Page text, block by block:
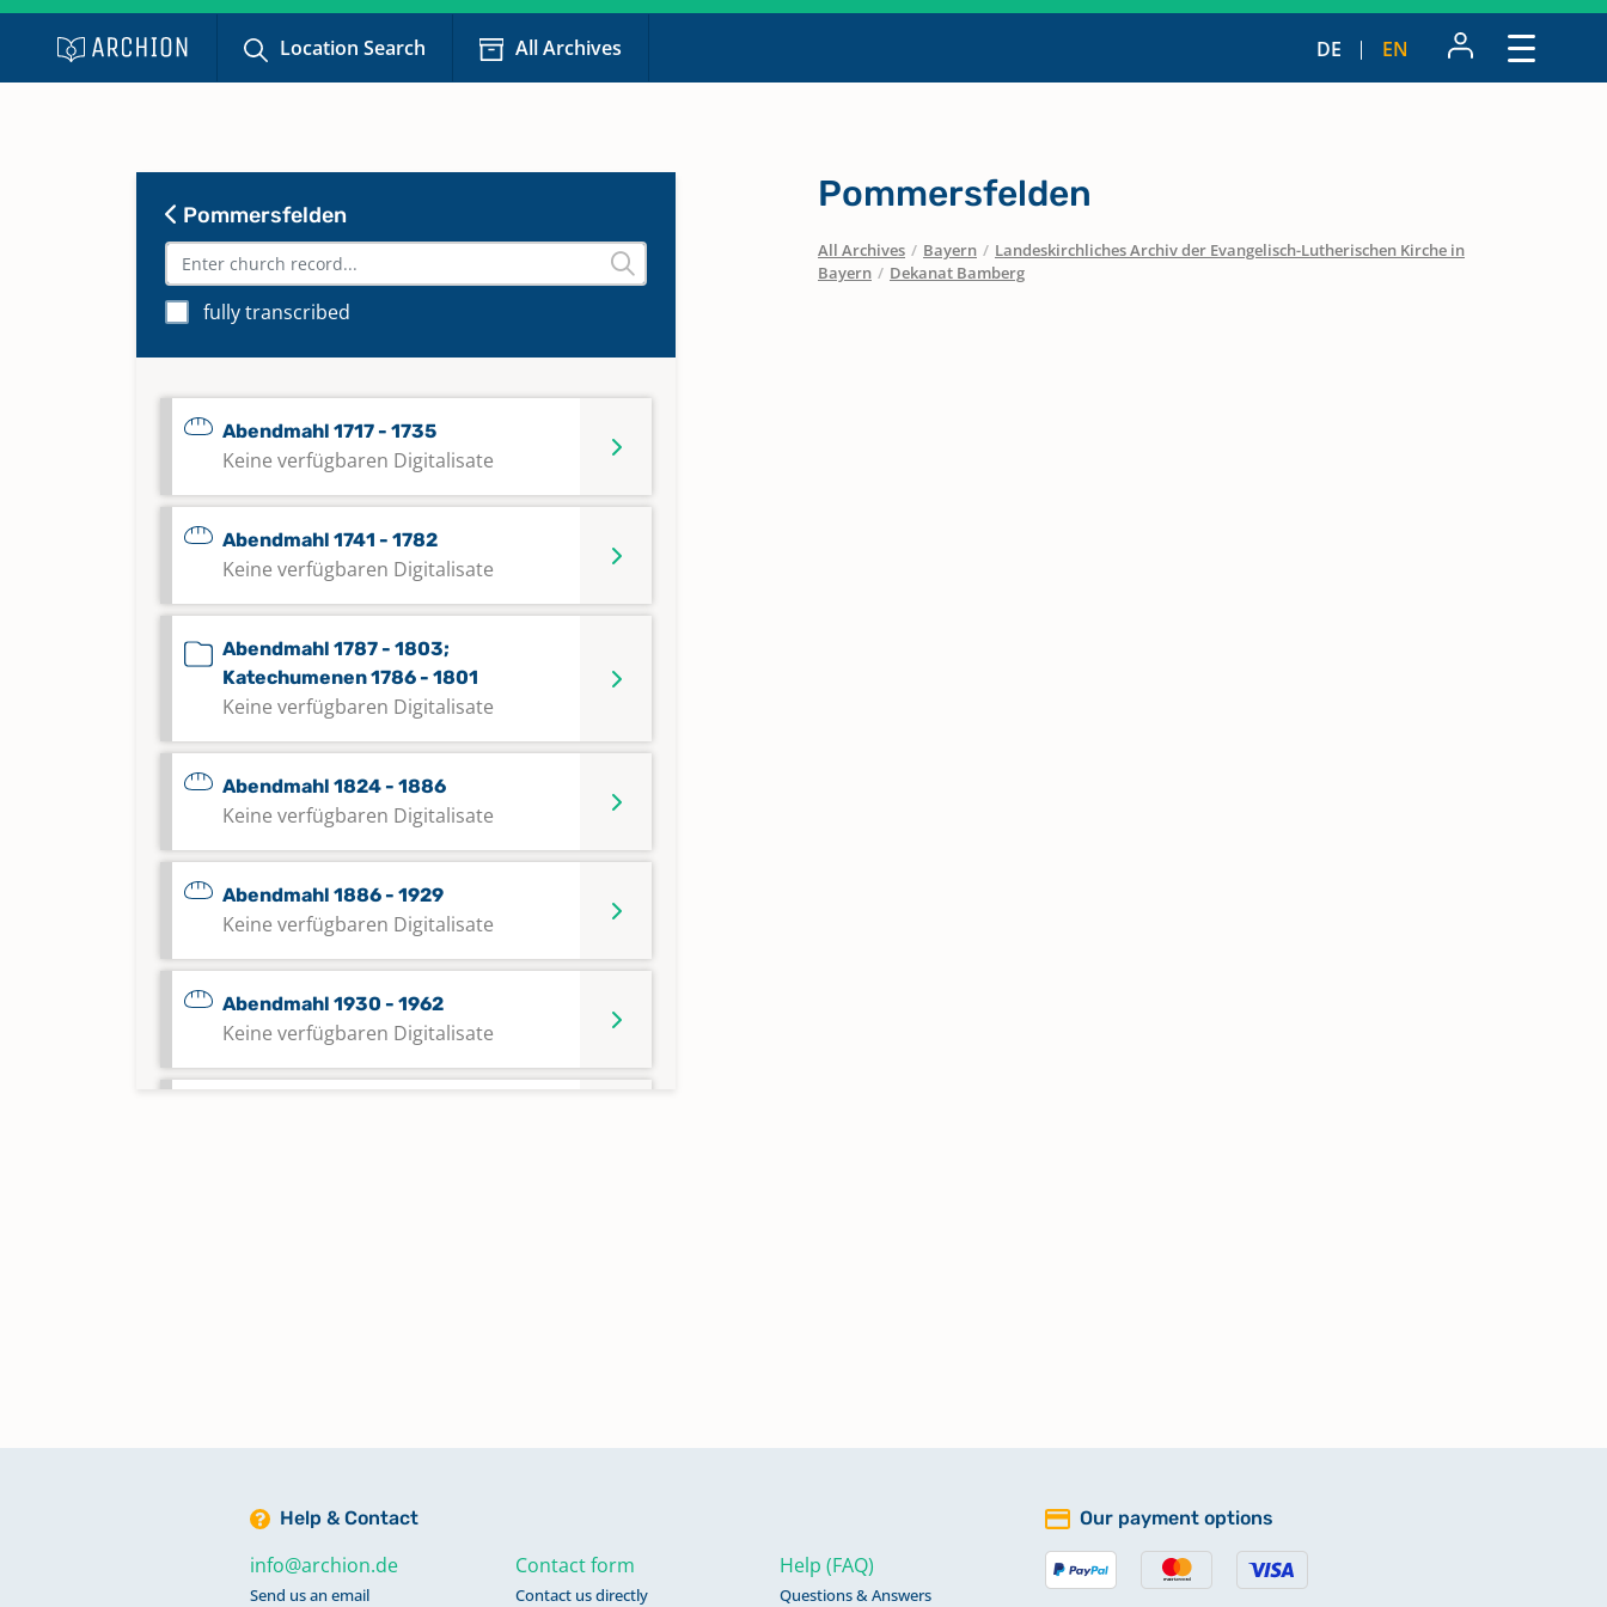
Location Search All Archives DE EN
Pommersfelden
fully transcribed
Abendmahl 1717 - 1735
Keine verfügbaren Digitalisate
Abendmahl 1741 - 1782
Keine verfügbaren Digitalisate
Abendmahl 1787 - 1803;
Katechumenen 1786 - 1801
Keine verfügbaren Digitalisate
Abendmahl 1824 - 1886
Keine verfügbaren Digitalisate
Abendmahl 1886 - 1929
Keine verfügbaren Digitalisate
Abendmahl 1930 - 1962
Keine verfügbaren Digitalisate
Bestattungen 1987 - 2025
Pommersfelden
All Archives / Bayern / Landeskirchliches Archiv der Evangelisch-Lutherischen Kirche in
Bayern / Dekanat Bamberg
Help & Contact
info@archion.de
Send us an email
Contact form
Contact us directly
Help (FAQ)
Questions & Answers
Our payment options